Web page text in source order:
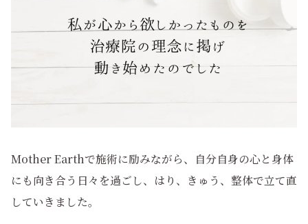
Mother Earthで施術に励みながら、自分自身の心と身体
にも向き合う日々を過ごし、はり、きゅう、整体で立て直
していきました。